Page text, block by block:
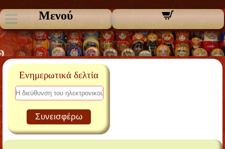
Μενού
Ενημερωτικά δελτία
Συνεισφέρω